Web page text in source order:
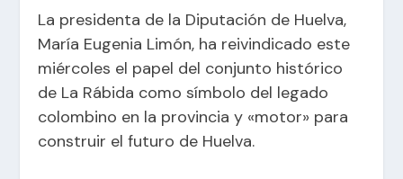
La presidenta de la Diputación de Huelva,
María Eugenia Limón, ha reivindicado este
miércoles el papel del conjunto histórico
de La Rábida como símbolo del legado
colombino en la provincia y «motor» para
construir el futuro de Huelva.